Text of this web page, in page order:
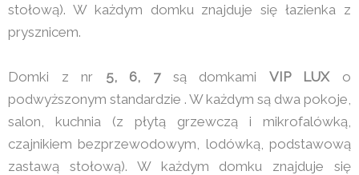
stołową). W każdym domku znajduje się łazienka z
prysznicem.
Domki z nr 5, 6, 7są domkami VIP LUXo
podwyższonym standardzie . W każdym są dwa pokoje,
salon, kuchnia (z płytą grzewczą i mikrofalówką,
czajnikiem bezprzewodowym, lodówką, podstawową
zastawą stołową). W każdym domku znajduje się